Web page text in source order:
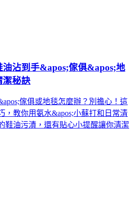
沾到手&apos;傢俱&apos;地
潔秘訣
傢俱或地毯怎麼辦？別擔心！這
，教你用氨水&apos;小蘇打和日常清
鞋油污漬，還有貼心小提醒讓你清潔